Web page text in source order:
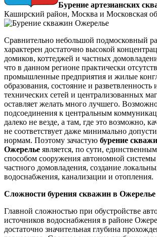
Бурение артезианских
Каширский район, Москва и Московская
Сравнительно небольшой подмосковный
характерен достаточно высокой
домиков, коттеджей и частных
что в данном регионе практически
промышленные предприятия и жилые
образования, состояние и
технических сетей и централизованных
оставляет желать много лучшего.
подсоединения к центральным
далеко не везде, а там, где это возможно,
не соответствует даже минимально
нормам. Поэтому зачастую бурение
Ожерелье является, по сути,
способом сооружения автономной
частного домовладения, создание
водоснабжения, канализации и отопления.
Сложности бурения скважин в Ожерелье
Главной сложностью при обустройстве
источников водоснабжения в районе
достаточно значительная глубина